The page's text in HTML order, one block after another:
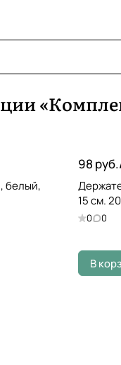
белый,
98
15 см.
0 0
В